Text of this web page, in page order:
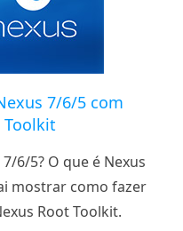
7/6/5 com
Toolkit
6/5? O que é Nexus
mostrar como fazer
Root Toolkit.